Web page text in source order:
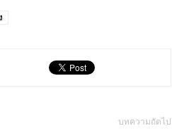
บทความถัดไป